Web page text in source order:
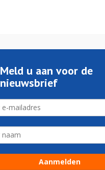
Meld u aan voor de
nieuwsbrief